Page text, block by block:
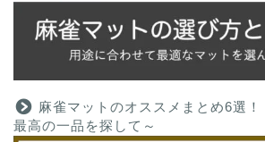
麻雀マットのオススメまとめ6選
最高の一品を探して～